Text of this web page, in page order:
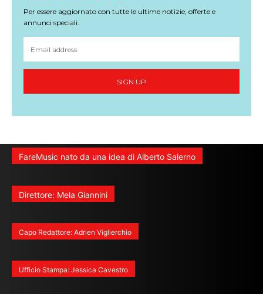
Per essere aggiornato con tutte le ultime notizie, offerte e
annunci speciali.
SIGN UP
FareMusic nato da una idea di Alberto Salerno
Direttore: Mela Giannini
Capo Redattore: Adrien Viglierchio
Ufficio Stampa: Jessica Cavestro